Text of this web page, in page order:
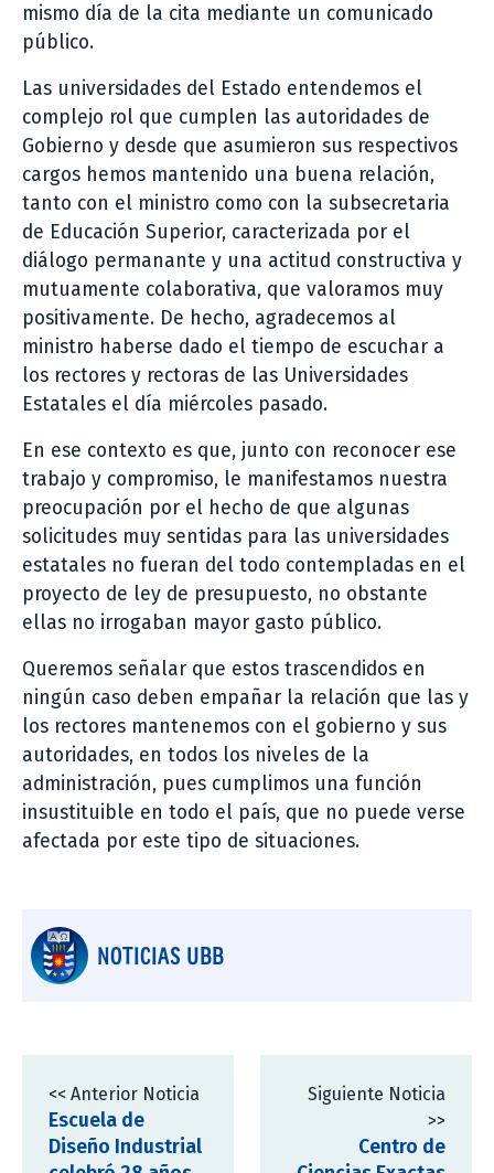
mismo día de la cita mediante un comunicado
público.
Las universidades del Estado entendemos el
complejo rol que cumplen las autoridades de
Gobierno y desde que asumieron sus respectivos
cargos hemos mantenido una buena relación,
tanto con el ministro como con la subsecretaria
de Educación Superior, caracterizada por el
diálogo permanante y una actitud constructiva y
mutuamente colaborativa, que valoramos muy
positivamente. De hecho, agradecemos al
ministro haberse dado el tiempo de escuchar a
los rectores y rectoras de las Universidades
Estatales el día miércoles pasado.
En ese contexto es que, junto con reconocer ese
trabajo y compromiso, le manifestamos nuestra
preocupación por el hecho de que algunas
solicitudes muy sentidas para las universidades
estatales no fueran del todo contempladas en el
proyecto de ley de presupuesto, no obstante
ellas no irrogaban mayor gasto público.
Queremos señalar que estos trascendidos en
ningún caso deben empañar la relación que las y
los rectores mantenemos con el gobierno y sus
autoridades, en todos los niveles de la
administración, pues cumplimos una función
insustituible en todo el país, que no puede verse
afectada por este tipo de situaciones.
NOTICIAS UBB
<< Anterior Noticia
Escuela de
Diseño Industrial
Siguiente Noticia
>>
Centro de